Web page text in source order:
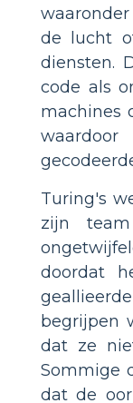
waaronder
de lucht
diensten.
code als
machines
Turing's
zijn
doordat
begrijpen
dat ze
Sommige
dat de